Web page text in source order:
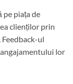
piața de
clienților prin
ul
lor